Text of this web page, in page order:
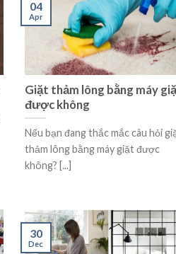
Giặt thảm lông bằng máy
được không
Nếu bạn đang thắc mắc câu hỏi
thảm lông bằng máy giặt được
không? [...]
04
Apr
30
Dec